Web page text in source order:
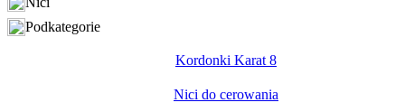
Podkategorie
Kordonki Karat 8
Nici do cerowania